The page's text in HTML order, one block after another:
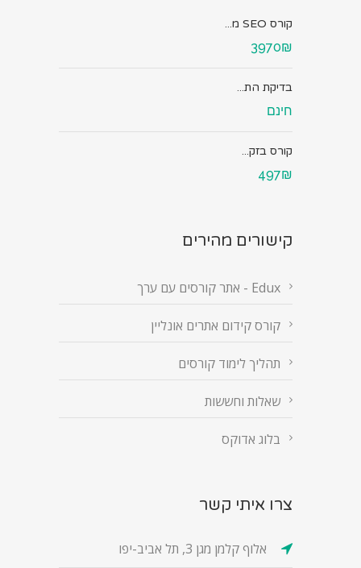
קורס SEO מ...
3970₪
בדיקת הת...
חינם
קורס בזק...
497₪
קישורים מהירים
Edux - אתר קורסים עם ערך
קורס קידום אתרים אונליין
תהליך לימוד קורסים
שאלות וחששות
בלוג אדוקס
צרו איתי קשר
אלוף קלמן מגן 3, תל אביב-יפו